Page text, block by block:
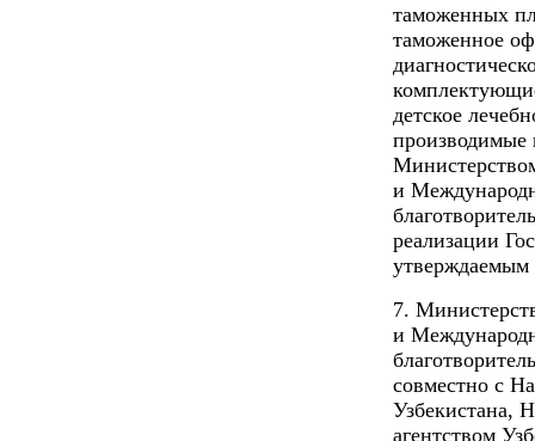
таможенных
таможенное
детское
производимые
и
реализации
утверждаемым
7.
и
совместно с
Узбекистана,
агентством